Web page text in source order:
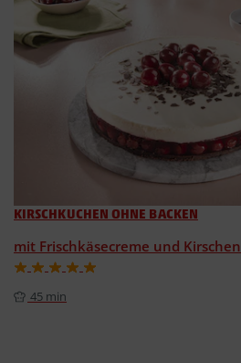
KIRSCHKUCHEN OHNE BACKEN
mit Frischkäsecreme und Kirschen
45 min